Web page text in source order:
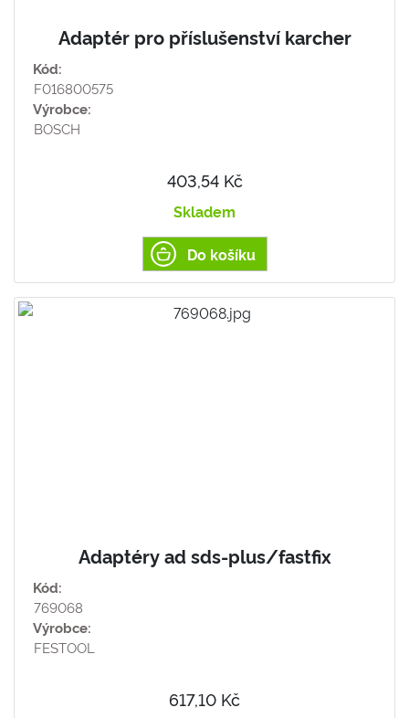
Adaptér pro příslušenství karcher
Kód:
F016800575
Výrobce:
BOSCH
403,54 Kč
Skladem
Do košíku
Adaptéry ad sds-plus/fastfix
Kód:
769068
Výrobce:
FESTOOL
617,10 Kč